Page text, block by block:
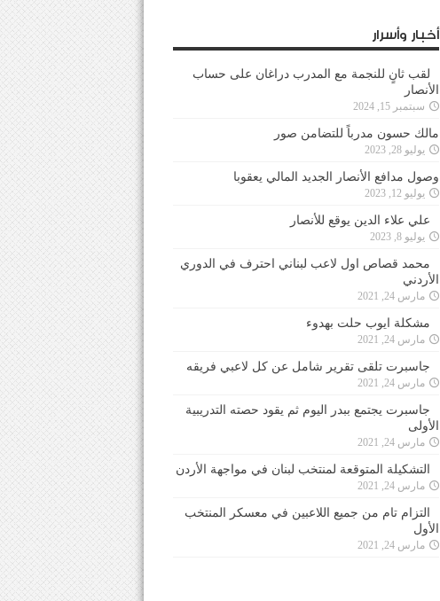
أخبار وأسرار
لقب ثانٍ للنجمة مع المدرب دراغان على حساب
الأنصار
سبتمبر 15, 2024
مالك حسون مدرباً للتضامن صور
يوليو 28, 2023
وصول مدافع الأنصار الجديد المالي يعقوبا
يوليو 12, 2023
علي علاء الدين يوقع للأنصار
يوليو 8, 2023
محمد قصاص اول لاعب لبناني احترف في الدوري
الأردني
مارس 24, 2021
مشكلة ايوب حلت بهدوء
مارس 24, 2021
جاسبرت تلقى تقرير شامل عن كل لاعبي فريقه
مارس 24, 2021
جاسبرت يجتمع ببدر اليوم ثم يقود حصته التدريبية
الأولى
مارس 24, 2021
التشكيلة المتوقعة لمنتخب لبنان في مواجهة الأردن
مارس 24, 2021
التزام تام من جميع اللاعبين في معسكر المنتخب
الأول
مارس 24, 2021